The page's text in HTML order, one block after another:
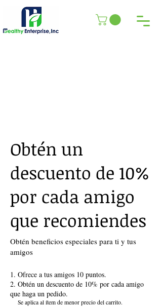
Obtén un
descuento de 10%
por cada amigo
que recomiendes
Obtén beneficios especiales para ti y tus
amigos
Ofrece a tus amigos 10 puntos.
Obtén un descuento de 10% por cada amigo
que haga un pedido.
Se aplica al ítem de menor precio del carrito.